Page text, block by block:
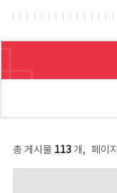
총 게시물 113개, 페이지